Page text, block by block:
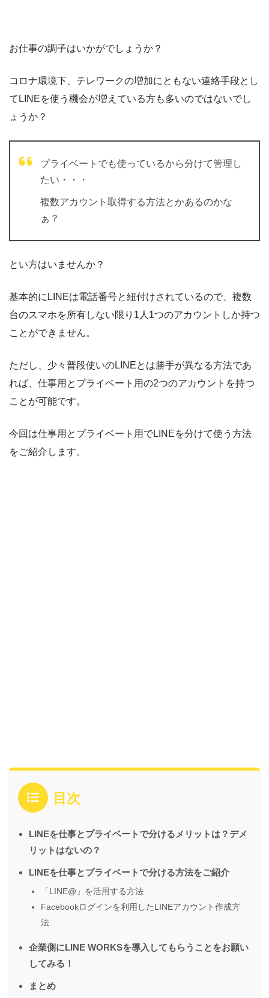
お仕事の調子はいかがでしょうか？
コロナ環境下、テレワークの増加にともない連絡手段とし
てLINEを使う機会が増えている方も多いのではないでし
ょうか？
プライベートでも使っているから分けて管理し
たい・・・
複数アカウント取得する方法とかあるのかな
ぁ？
とい方はいませんか？
基本的にLINEは電話番号と紐付けされているので、複数
台のスマホを所有しない限り1人1つのアカウントしか持つ
ことができません。
ただし、少々普段使いのLINEとは勝手が異なる方法であ
れば、仕事用とプライベート用の2つのアカウントを持つ
ことが可能です。
今回は仕事用とプライベート用でLINEを分けて使う方法
をご紹介します。
目次
LINEを仕事とプライベートで分けるメリットは？デメ
リットはないの？
LINEを仕事とプライベートで分ける方法をご紹介
「LINE@」を活用する方法
Facebookログインを利用したLINEアカウント作成方
法
企業側にLINE WORKSを導入してもらうことをお願い
してみる！
まとめ